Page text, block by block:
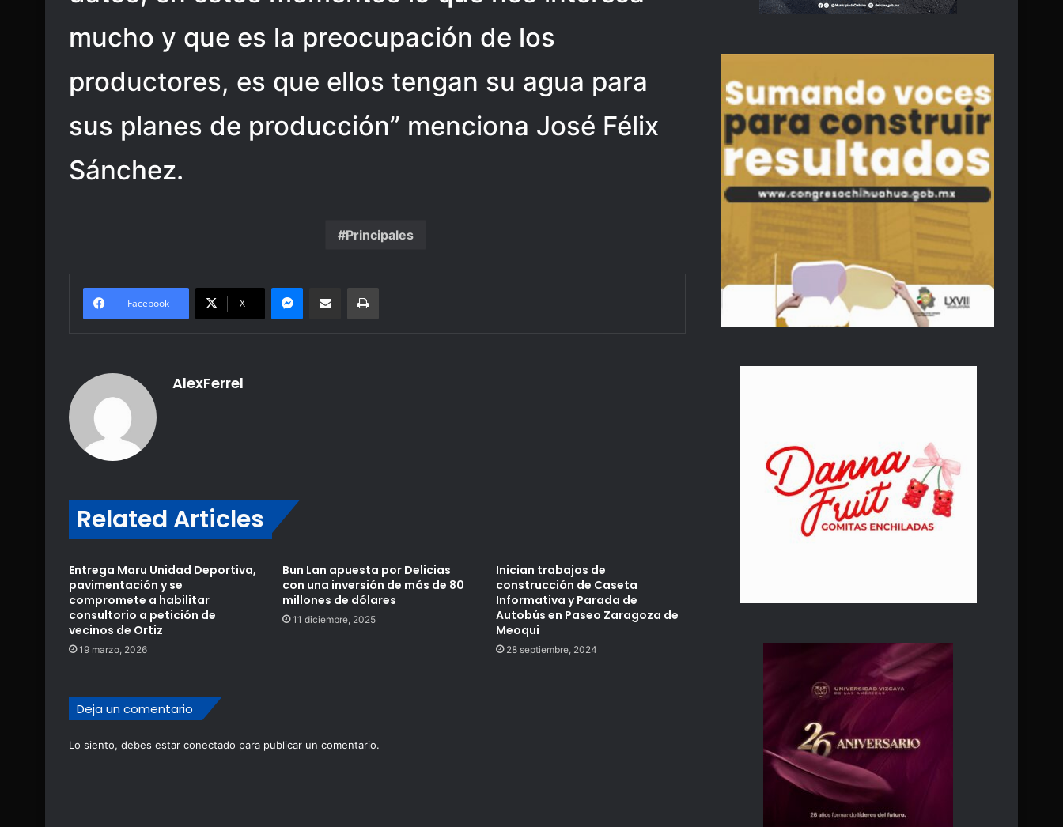
mucho y que es la preocupación de los
productores, es que ellos tengan su agua para
sus planes de producción” menciona José Félix
Sánchez.
Principales
Facebook X
Messenger
Share via Email Print
AlexFerrel
Related Articles
Entrega Maru Unidad Deportiva,
pavimentación y se
compromete a habilitar
consultorio a petición de
vecinos de Ortiz
19 marzo, 2026
Bun Lan apuesta por Delicias
con una inversión de más de 80
millones de dólares
11 diciembre, 2025
Inician trabajos de
construcción de Caseta
Informativa y Parada de
Autobús en Paseo Zaragoza de
Meoqui
28 septiembre, 2024
Deja un comentario
Lo siento, debes estar conectado para publicar un comentario.